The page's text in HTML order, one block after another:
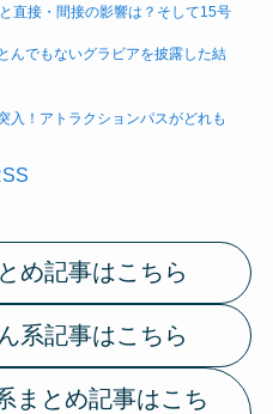
直接・間接の影響は？そして15号
んでもないグラビアを披露した結
入！アトラクションパスがどれも
め記事はこちら
系記事はこちら
まとめ記事はこち